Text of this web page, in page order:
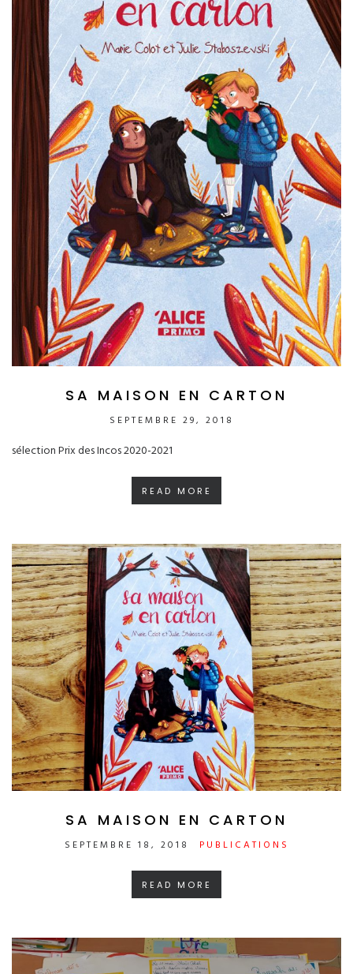
SA MAISON EN CARTON
SEPTEMBRE 29, 2018
sélection Prix des Incos 2020-2021
READ MORE
SA MAISON EN CARTON
SEPTEMBRE 18, 2018 PUBLICATIONS
READ MORE